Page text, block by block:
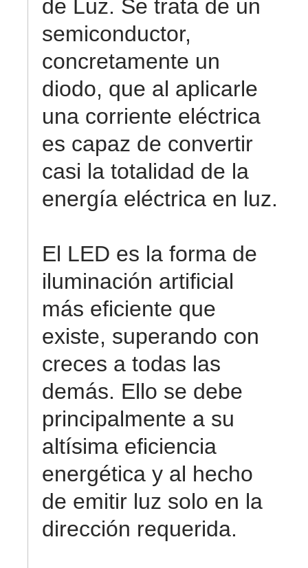
de Luz. Se trata de un
semiconductor,
concretamente un
diodo, que al aplicarle
una corriente eléctrica
es capaz de convertir
casi la totalidad de la
energía eléctrica en luz.
El LED es la forma de
iluminación artificial
más eficiente que
existe, superando con
creces a todas las
demás. Ello se debe
principalmente a su
altísima eficiencia
energética y al hecho
de emitir luz solo en la
dirección requerida.